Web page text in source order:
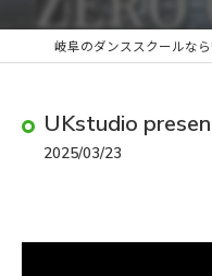
UKstudio
2025/03/23